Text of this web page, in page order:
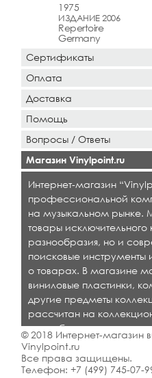
1975
ИЗДАНИЕ 2006
Repertoire
Germany
Сертификаты
Оплата
Доставка
Помощь
Вопросы / Ответы
Магазин Vinylpoint.ru
Интернет-магазин
профессиональной
на музыкальном рынке.
товары исключительного
разнообразия, но и
поисковые
о товарах. В магазине
виниловые пластинки,
другие предметы
рассчитан на
кто любит
© 2018 Интернет-магазин
Vinylpoint.ru
Все права защищены.
Телефон: +7 (499) 745-07-